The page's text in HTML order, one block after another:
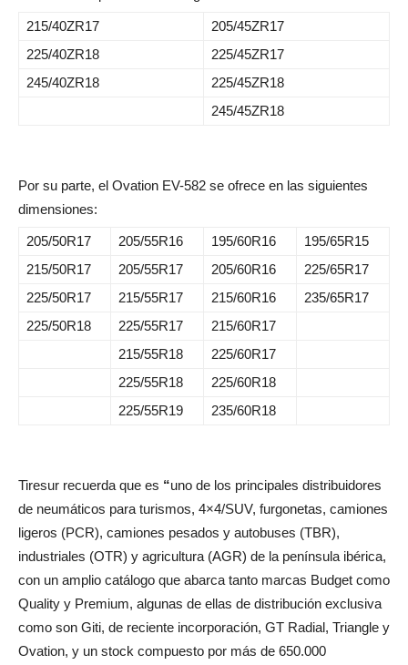
215/40ZR17
205/45ZR17
225/40ZR18
225/45ZR17
245/40ZR18
225/45ZR18
245/45ZR18
Por su parte, el Ovation EV-582 se ofrece en las siguientes
dimensiones:
205/50R17 205/55R16 195/60R16
195/65R15
215/50R17
205/55R17 205/60R16
225/65R17
225/50R17
215/55R17 215/60R16
235/65R17
225/50R18
225/55R17
215/60R17
215/55R18
225/60R17
225/55R18
225/60R18
225/55R19
235/60R18
Tiresur recuerda que es “uno de los principales distribuidores
de neumáticos para turismos, 4×4/SUV, furgonetas, camiones
ligeros (PCR), camiones pesados y autobuses (TBR),
industriales (OTR) y agricultura (AGR) de la península ibérica,
con un amplio catálogo que abarca tanto marcas Budget como
Quality y Premium, algunas de ellas de distribución exclusiva
como son Giti, de reciente incorporación, GT Radial, Triangle y
Ovation, y un stock compuesto por más de 650.000